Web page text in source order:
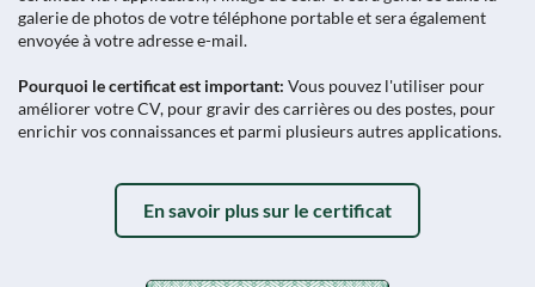
galerie de photos de votre téléphone portable et sera également
envoyée à votre adresse e-mail.
Pourquoi le certificat est important: Vous pouvez l'utiliser pour
améliorer votre CV, pour gravir des carrières ou des postes, pour
enrichir vos connaissances et parmi plusieurs autres applications.
En savoir plus sur le certificat